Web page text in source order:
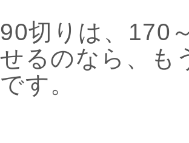
90切りは、170
せるのなら、も
です。